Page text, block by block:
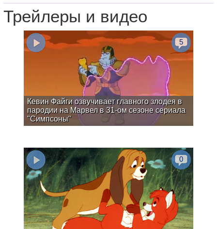
Трейлеры и видео
Кевин Файги озвучивает главного злодея в
пародии на Марвел в 31-ом сезоне сериала
"Симпсоны"
5
0